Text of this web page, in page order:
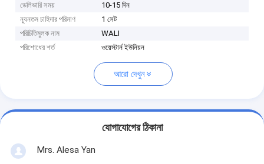
ডেলিভারি সময়
10-15 দিন
ন্যূনতম চাহিদার পরিমাণ
1 সেট
পরিচিতিমুলক নাম
WALI
পরিশোধের শর্ত
ওয়েস্টার্ন ইউনিয়ন
আরো দেখুন
যোগাযোগের ঠিকানা
Mrs. Alesa Yan